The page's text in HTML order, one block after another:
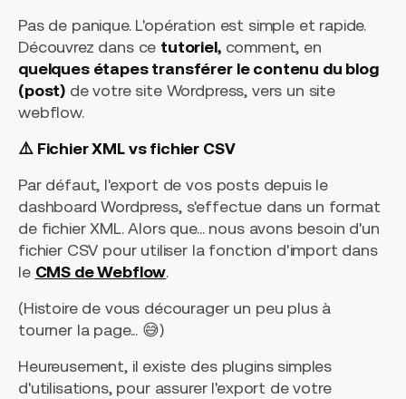
Pas de panique. L'opération est simple et rapide.
Découvrez dans ce tutoriel,comment, en
quelques étapes transférer le contenu du blog
(post) de votre site Wordpress, vers un site
webflow.
⚠️ Fichier XML vs fichier CSV
Par défaut, l'export de vos posts depuis le
dashboard Wordpress, s'effectue dans un format
de fichier XML. Alors que... nous avons besoin d'un
fichier CSV pour utiliser la fonction d'import dans
le CMS de Webflow.
(Histoire de vous décourager un peu plus à
tourner la page... 😅)
Heureusement, il existe des plugins simples
d'utilisations, pour assurer l'export de votre